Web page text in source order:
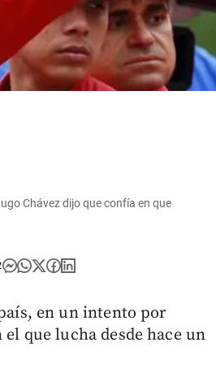
Chávez dijo que confía en que
en un intento por
que lucha desde hace un